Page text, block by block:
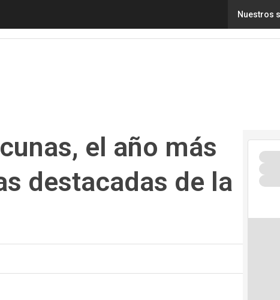
Nuestros
el año más caliente y más noticias destacadas de la
el año más
destacadas de la